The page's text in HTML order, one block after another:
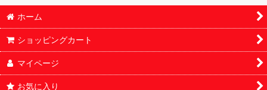
ホーム
ショッピングカート
マイページ
お気に入り